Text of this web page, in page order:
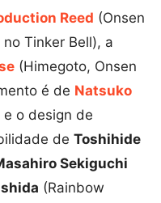
Reed (Onsen
Tinker Bell), a
(Himegoto, Onsen
é de Natsuko
e o design de
de Toshihide
Sekiguchi
(Rainbow